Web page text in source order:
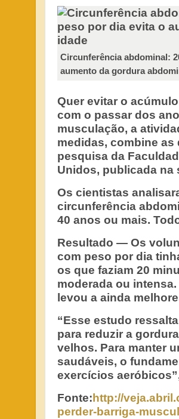
Circunferência abdominal:
aumento da gordura
Quer evitar o
com o passar dos
musculação, a
medidas, combine as
pesquisa da
Unidos, publicada na
Os cientistas
circunferência
40 anos ou mais.
Resultado — Os
com peso por dia
os que faziam 20
moderada ou
levou a ainda
“Esse estudo
para reduzir a
velhos. Para manter
saudáveis, o
exercícios
Fonte:http://
perder-barriga-